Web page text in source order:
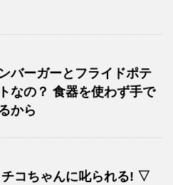
バーガーとフライドポテ
なの？ 食器を使わず手で
から
コちゃんに叱られる! ▽